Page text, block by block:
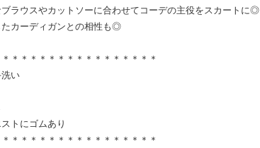
ブラウスやカットソーに合わせてコーデの主役をスカートに◎
たカーディガンとの相性も◎
＊＊＊＊＊＊＊＊＊＊＊＊＊＊＊＊＊
い
トにゴムあり
＊＊＊＊＊＊＊＊＊＊＊＊＊＊＊＊＊